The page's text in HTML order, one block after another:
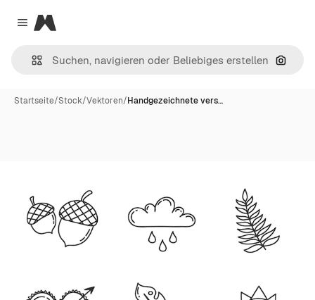
Close menu
Magnific
Nach
Startseite/Stock/Vektoren/Handgezeichnete vers…